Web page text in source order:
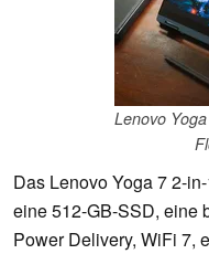
Lenovo
Das Lenovo Yoga 7 2-
eine 512-GB-SSD, eine
Power Delivery, WiFi 7,